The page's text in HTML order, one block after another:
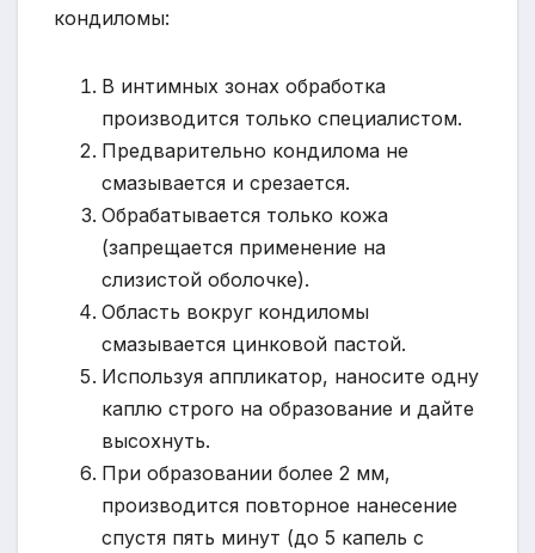
кондиломы:
В интимных зонах обработка
производится только специалистом.
Предварительно кондилома не
смазывается и срезается.
Обрабатывается только кожа
(запрещается применение на
слизистой оболочке).
Область вокруг кондиломы
смазывается цинковой пастой.
Используя аппликатор, наносите одну
каплю строго на образование и дайте
высохнуть.
При образовании более 2 мм,
производится повторное нанесение
спустя пять минут (до 5 капель с